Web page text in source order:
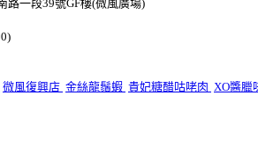
路一段39號GF樓(微風廣場)
微風復興店 金絲龍鬚蝦 貴妃糖醋咕咾肉 XO醬臘